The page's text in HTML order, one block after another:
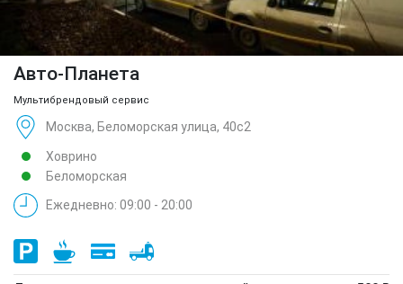
Авто-Планета
Мультибрендовый сервис
Москва, Беломорская улица, 40с2
Ховрино
Беломорская
Ежедневно: 09:00 - 20:00